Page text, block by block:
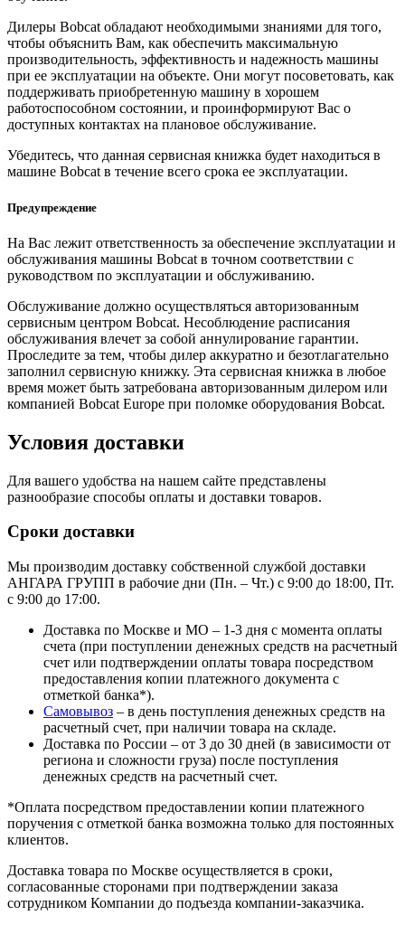
Дилеры Bobcat обладают необходимыми знаниями для того,
чтобы объяснить Вам, как обеспечить максимальную
производительность, эффективность и надежность машины
при ее эксплуатации на объекте. Они могут посоветовать, как
поддерживать приобретенную машину в хорошем
работоспособном состоянии, и проинформируют Вас о
доступных контактах на плановое обслуживание.
Убедитесь, что данная сервисная книжка будет находиться в
машине Bobcat в течение всего срока ее эксплуатации.
Предупреждение
На Вас лежит ответственность за обеспечение эксплуатации и
обслуживания машины Bobcat в точном соответствии с
руководством по эксплуатации и обслуживанию.
Обслуживание должно осуществляться авторизованным
сервисным центром Bobcat. Несоблюдение расписания
обслуживания влечет за собой аннулирование гарантии.
Проследите за тем, чтобы дилер аккуратно и безотлагательно
заполнил сервисную книжку. Эта сервисная книжка в любое
время может быть затребована авторизованным дилером или
компанией Bobcat Europe при поломке оборудования Bobcat.
Условия доставки
Для вашего удобства на нашем сайте представлены
разнообразие способы оплаты и доставки товаров.
Сроки доставки
Мы производим доставку собственной службой доставки
АНГАРА ГРУПП в рабочие дни (Пн. – Чт.) с 9:00 до 18:00, Пт.
с 9:00 до 17:00.
Доставка по Москве и МО – 1-3 дня с момента оплаты
счета (при поступлении денежных средств на расчетный
счет или подтверждении оплаты товара посредством
предоставления копии платежного документа с
отметкой банка*).
Самовывоз – в день поступления денежных средств на
расчетный счет, при наличии товара на складе.
Доставка по России – от 3 до 30 дней (в зависимости от
региона и сложности груза) после поступления
денежных средств на расчетный счет.
*Оплата посредством предоставлении копии платежного
поручения с отметкой банка возможна только для постоянных
клиентов.
Доставка товара по Москве осуществляется в сроки,
согласованные сторонами при подтверждении заказа
сотрудником Компании до подъезда компании-заказчика.